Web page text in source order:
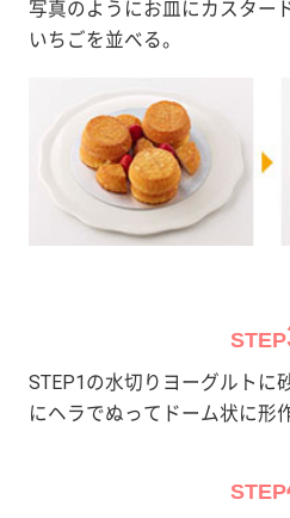
写真のようにお皿にカスター
いちごを並べる。
STEP
STEP1の水切りヨーグルトに
にヘラでぬってドーム状に形
STEP